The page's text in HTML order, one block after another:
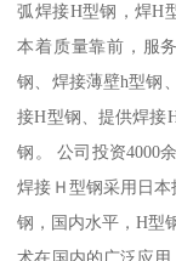
弧焊接H型钢，焊H
本着质量靠前，服
钢、焊接薄壁h型钢
接H型钢、提供焊接
钢。 公司投资4000
焊接Ｈ型钢采用日
钢，国内水平，H型